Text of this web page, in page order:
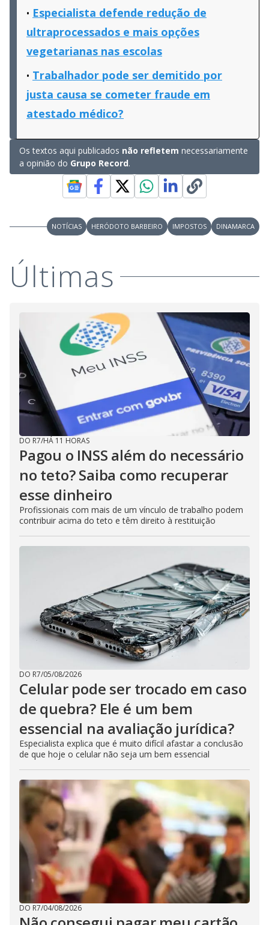
Especialista defende redução de
ultraprocessados e mais opções
vegetarianas nas escolas
Trabalhador pode ser demitido por
justa causa se cometer fraude em
atestado médico?
Os textos aqui publicados não refletem necessariamente
a opinião do Grupo Record.
NOTÍCIAS HERÓDOTO BARBEIRO IMPOSTOS DINAMARCA
Últimas
DO R7/HÁ 11 HORAS
Pagou o INSS além do necessário
no teto? Saiba como recuperar
esse dinheiro
Profissionais com mais de um vínculo de trabalho podem
contribuir acima do teto e têm direito à restituição
DO R7/05/08/2026
Celular pode ser trocado em caso
de quebra? Ele é um bem
essencial na avaliação jurídica?
Especialista explica que é muito difícil afastar a conclusão
de que hoje o celular não seja um bem essencial
DO R7/04/08/2026